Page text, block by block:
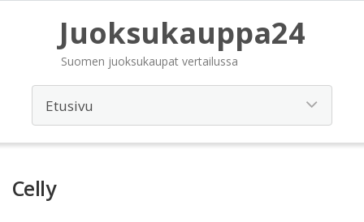
Juoksukauppa24
Suomen juoksukaupat vertailussa
Celly